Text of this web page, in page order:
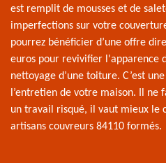
est remplit de mousses et de
imperfections sur votre
pourrez bénéficier d’une offre
euros pour revivifier l'apparence
nettoyage d’une toiture. C’est
l’entretien de votre maison. Il ne
un travail risqué, il vaut mieux le
artisans couvreurs 84110 formés.